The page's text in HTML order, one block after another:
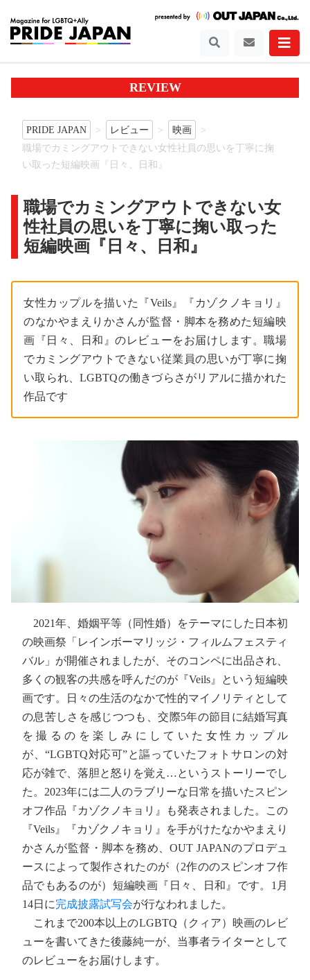
REVIEW
PRIDE JAPAN レビュー
映画
職場でカミングアウトできない女性社員の思いを丁寧に掬
い取った短編映画『日々、日和』
職場でカミングアウトできない女
性社員の思いを丁寧に掬い取った
短編映画『日々、日和』
女性カップルを描いた『Veils』『カゾクノキョリ』
のなかやまえりかさんが監督・脚本を務めた短編映
画『日々、日和』のレビューをお届けします。職場
でカミングアウトできない従業員の思いが丁寧に掬
い取られ、LGBTQの働きづらさがリアルに描かれた
作品です
2021年、婚姻平等（同性婚）をテーマにした日本初
の映画祭「レインボーマリッジ・フィルムフェスティ
バル」が開催されましたが、そのコンペに出品され、
多くの観客の共感を呼んだのが『Veils』という短編映
画です。日々の生活のなかで性的マイノリティとして
の息苦しさを感じつつも、交際5年の節目に結婚写真
を撮るのを楽しみにしていた女性カップル
が、“LGBTQ対応可”と謳っていたフォトサロンの対
応が雑で、落胆と怒りを覚え…というストーリーでし
た。2023年には二人のラブリーな日常を描いたスピン
オフ作品『カゾクノキョリ』も発表されました。この
『Veils』『カゾクノキョリ』を手がけたなかやまえり
かさんが監督・脚本を務め、OUT JAPANのプロデュ
ースによって製作されたのが（2作ののスピンオフ作
品でもあるのが）短編映画『日々、日和』です。1月
14日に完成披露試写会が行なわれました。
これまで200本以上のLGBTQ（クィア）映画のレビ
ューを書いてきた後藤純一が、当事者ライターとして
のレビューをお届けします。